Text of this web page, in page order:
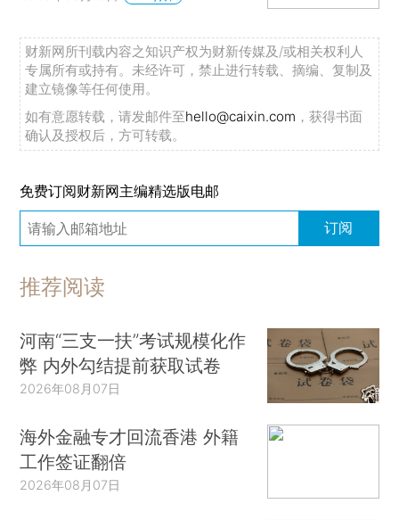
财新网所刊载内容之知识产权为财新传媒及/或相关权利人
专属所有或持有。未经许可，禁止进行转载、摘编、复制及
建立镜像等任何使用。
如有意愿转载，请发邮件至hello@caixin.com ，获得书面
确认及授权后，方可转载。
免费订阅财新网主编精选版电邮
订阅
推荐阅读
河南“三支一扶”考试规模化作
弊 内外勾结提前获取试卷
2026年08月07日
海外金融专才回流香港 外籍
工作签证翻倍
2026年08月07日